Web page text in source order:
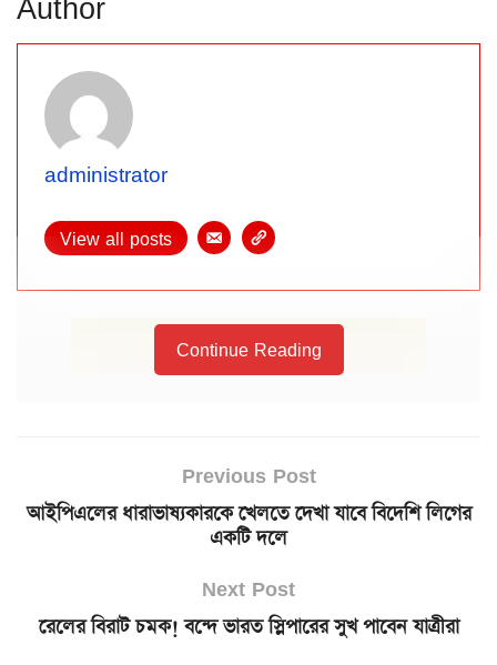
administrator
View all posts
Continue Reading
Previous Post
আইপিএলের ধারাভাষ্যকারকে খেলতে দেখা যাবে বিদেশি লিগের
একটি দলে
Next Post
রেলের বিরাট চমক! বন্দে ভারত স্লিপারের সুখ পাবেন যাত্রীরা